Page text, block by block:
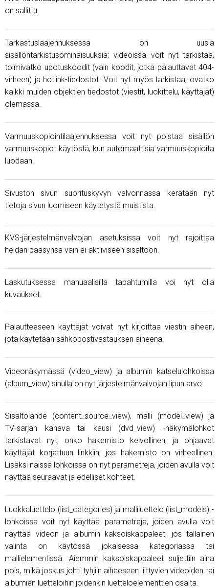
on sallittu.
Tarkastuslaajennuksessa on uusia
sisällöntarkistusominaisuuksia: videoissa voit nyt tarkistaa,
toimivatko upotuskoodit (vain koodit, jotka palauttavat 404-
virheen) ja hotlink-tiedostot. Voit nyt myös tarkistaa, ovatko
kaikki muiden objektien tiedostot (viestit, luokittelu, käyttäjät)
olemassa.
Varmuuskopiointilaajennuksessa voit nyt poistaa sisällön
varmuuskopiot käytöstä, kun automaattisia varmuuskopioita
luodaan.
Sivuston sivun suorituskyvyn valvonnassa kerätään nyt
tietoja sivun luomiseen käytetystä muistista.
KVS-järjestelmänvalvojan asetuksissa voit nyt rajoittaa
heidän pääsynsä vain ei-aktiiviseen sisältöön.
Laskutuksessa manuaalisilla tapahtumilla voi nyt olla
kuvaukset.
Palautteeseen käyttäjät voivat nyt kirjoittaa viestin aiheen,
jota käytetään sähköpostivastauksen aiheena.
Videonäkymässä (video_view) ja albumin katselulohkoissa
(album_view) sinulla on nyt järjestelmänvalvojan lipun arvo.
Sisältölähde (content_source_view), malli (model_view) ja
TV-sarjan kanava tai kausi (dvd_view) -näkymälohkot
tarkistavat nyt, onko hakemisto kelvollinen, ja ohjaavat
käyttäjät korjattuun linkkiin, jos hakemisto on virheellinen.
Lisäksi näissä lohkoissa on nyt parametreja, joiden avulla voit
näyttää seuraavat ja edelliset kohteet.
Luokkaluettelo (list_categories) ja malliluettelo (list_models) -
lohkoissa voit nyt käyttää parametreja, joiden avulla voit
näyttää videon ja albumin kaksoiskappaleet, jos tällainen
valinta on käytössä jokaisessa kategoriassa tai
mallielementissä. Aiemmin kaksoiskappaleet suljettiin aina
pois, mikä joskus johti tyhjiin aiheeseen liittyvien videoiden tai
albumien luetteloihin joidenkin luetteloelementtien osalta.